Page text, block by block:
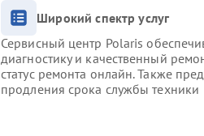
Широкий спектр услуг
Сервисный центр Polaris
диагностику и качественный
статус ремонта онлайн. Также
продления срока службы техники